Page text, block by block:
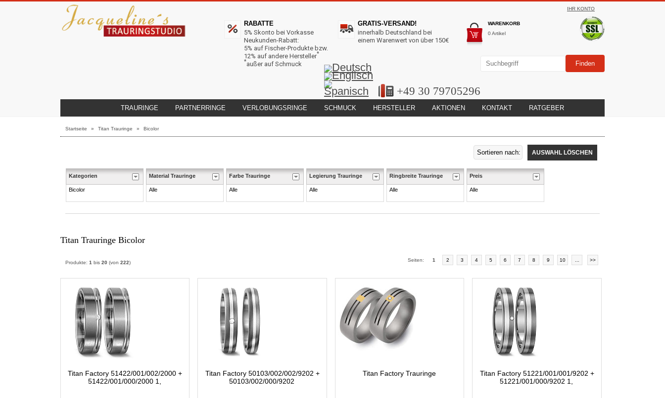
IHR KONTO
WARENKORB
0 Artikel
RABATTE
5% Skonto bei Vorkasse
Neukunden-Rabatt:
5% auf Fischer-Produkte bzw.
12% auf andere Hersteller*
*außer auf Schmuck
GRATIS-VERSAND!
innerhalb Deutschland bei
einem Warenwert von über 150€
+49 30 79705296
TRAURINGE PARTNERRINGE VERLOBUNGSRINGE SCHMUCK HERSTELLER AKTIONEN KONTAKT RATGEBER
Startseite » Titan Trauringe » Bicolor
AUSWAHL LÖSCHEN
Kategorien
Bicolor
Material Trauringe
Alle
Farbe Trauringe
Alle
Legierung Trauringe
Alle
Ringbreite Trauringe
Alle
Preis
Alle
Titan Trauringe Bicolor
Produkte: 1 bis 20 (von 222) Seiten: 1 2 3 4 5 6 7 8 9 10 >>
Titan Factory 51422/001/002/2000 +
51422/001/000/2000 1,
Titan Factory 50103/002/002/9202 +
50103/002/000/9202
Titan Factory Trauringe
Titan Factory 51221/001/001/9202 +
51221/001/000/9202 1,